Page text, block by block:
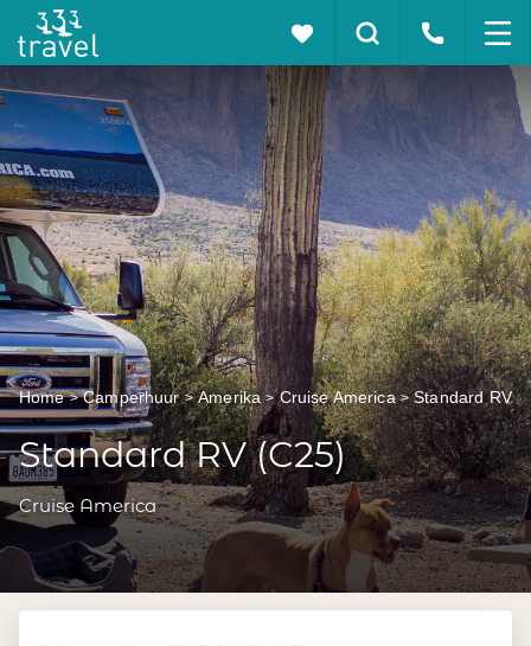
Home Camperhuur Amerika Cruise America Standard RV
Standard RV (C25)
Cruise America